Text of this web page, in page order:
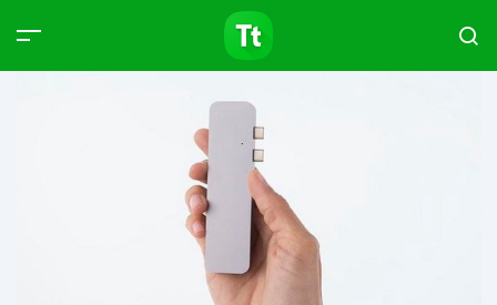
Products Articles
Type to start searching…